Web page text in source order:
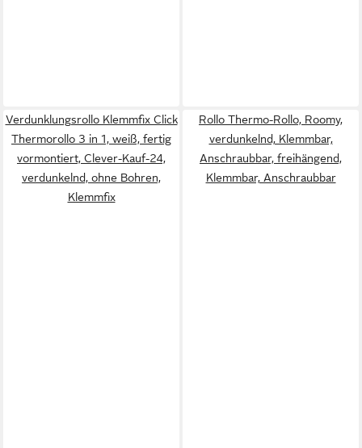
Verdunklungsrollo Klemmfix Click
Thermorollo 3 in 1, weiß, fertig
vormontiert, Clever-Kauf-24,
verdunkelnd, ohne Bohren,
Klemmfix
Rollo Thermo-Rollo, Roomy,
verdunkelnd, Klemmbar,
Anschraubbar, freihängend,
Klemmbar, Anschraubbar